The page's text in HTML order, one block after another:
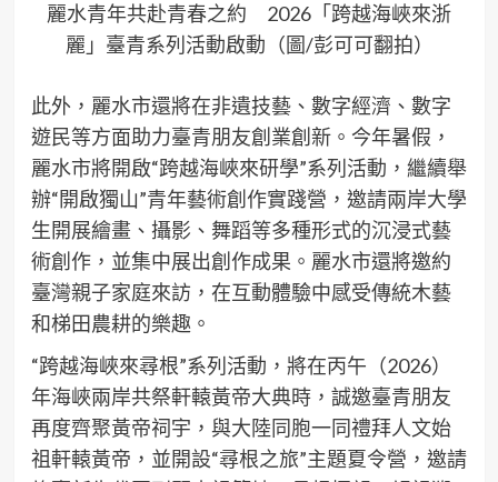
麗水青年共赴青春之約 2026「跨越海峽來浙
麗」臺青系列活動啟動（圖/彭可可翻拍）
此外，麗水市還將在非遺技藝、數字經濟、數字
遊民等方面助力臺青朋友創業創新。今年暑假，
麗水市將開啟“跨越海峽來研學”系列活動，繼續舉
辦“開啟獨山”青年藝術創作實踐營，邀請兩岸大學
生開展繪畫、攝影、舞蹈等多種形式的沉浸式藝
術創作，並集中展出創作成果。麗水市還將邀約
臺灣親子家庭來訪，在互動體驗中感受傳統木藝
和梯田農耕的樂趣。
“跨越海峽來尋根”系列活動，將在丙午（2026）
年海峽兩岸共祭軒轅黃帝大典時，誠邀臺青朋友
再度齊聚黃帝祠宇，與大陸同胞一同禮拜人文始
祖軒轅黃帝，並開設“尋根之旅”主題夏令營，邀請